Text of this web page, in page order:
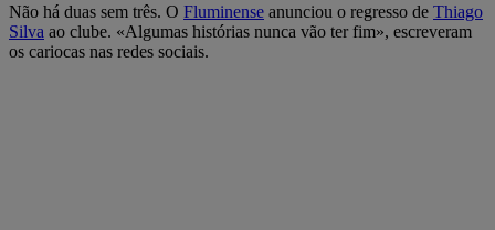
Não há duas sem três. O Fluminense anunciou o regresso de Thiago
Silva ao clube. «Algumas histórias nunca vão ter fim», escreveram
os cariocas nas redes sociais.